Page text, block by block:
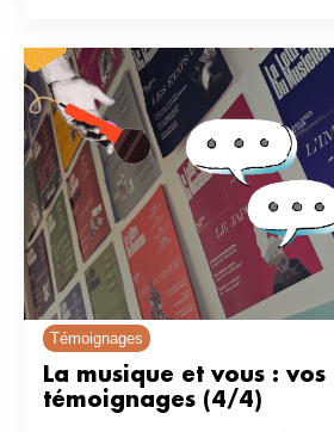
Témoignages
La musique et vous : vos
témoignages (4/4)